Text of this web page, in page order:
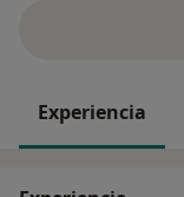
Experiencia